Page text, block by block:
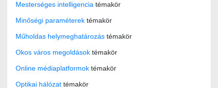
Mesterséges intelligencia témakör
Minőségi paraméterek témakör
Műholdas helymeghatározás témakör
Okos város megoldások témakör
Online médiaplatformok témakör
Optikai hálózat témakör